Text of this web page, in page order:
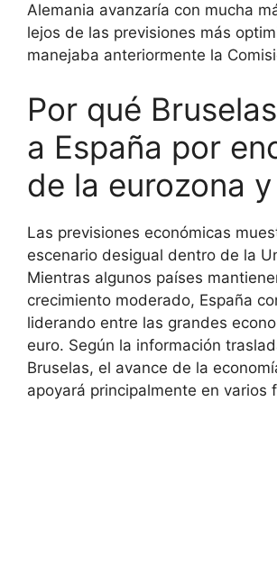
Alemania avanzaría con mucha
lejos de las previsiones más
manejaba anteriormente la
Por qué
a España por
de la eurozona y
Las previsiones económicas
escenario desigual dentro de la
Mientras algunos países
crecimiento moderado, España
liderando entre las grandes
euro. Según la información
Bruselas, el avance de la
apoyará principalmente en varios